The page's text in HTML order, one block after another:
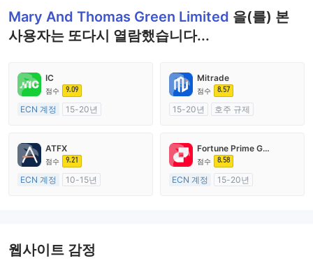
Mary And Thomas Green Limited 을(를) 본
사용자는 또다시 열람했습니다...
IC
점수 9.09
ECN 계정
15-20년
외환 거래 라이선스 (MM)
마스터 레이블 MT4
Mitrade
점수 8.57
15-20년
호주 규제
자체 연구개발
ATFX
점수 9.21
ECN 계정
10-15년
Fortune Prime Global
점수 8.58
ECN 계정
15-20년
웹사이트 감정